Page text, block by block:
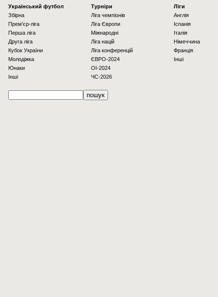
Українcький футбол
Збірна
Прем'єр-ліга
Перша ліга
Друга ліга
Кубок України
Молодіжка
Юнаки
Інші
Турніри
Ліга чемпіонів
Ліга Європи
Міжнародні
Ліга націй
Ліга конференцій
ЄВРО-2024
OI-2024
ЧС-2026
Ліги
Англія
Іспанія
Італія
Німеччина
Франція
Інші